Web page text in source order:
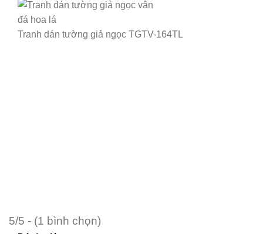
Tranh dán tường giả ngọc TGTV-164TL
5/5 - (1 bình chọn)